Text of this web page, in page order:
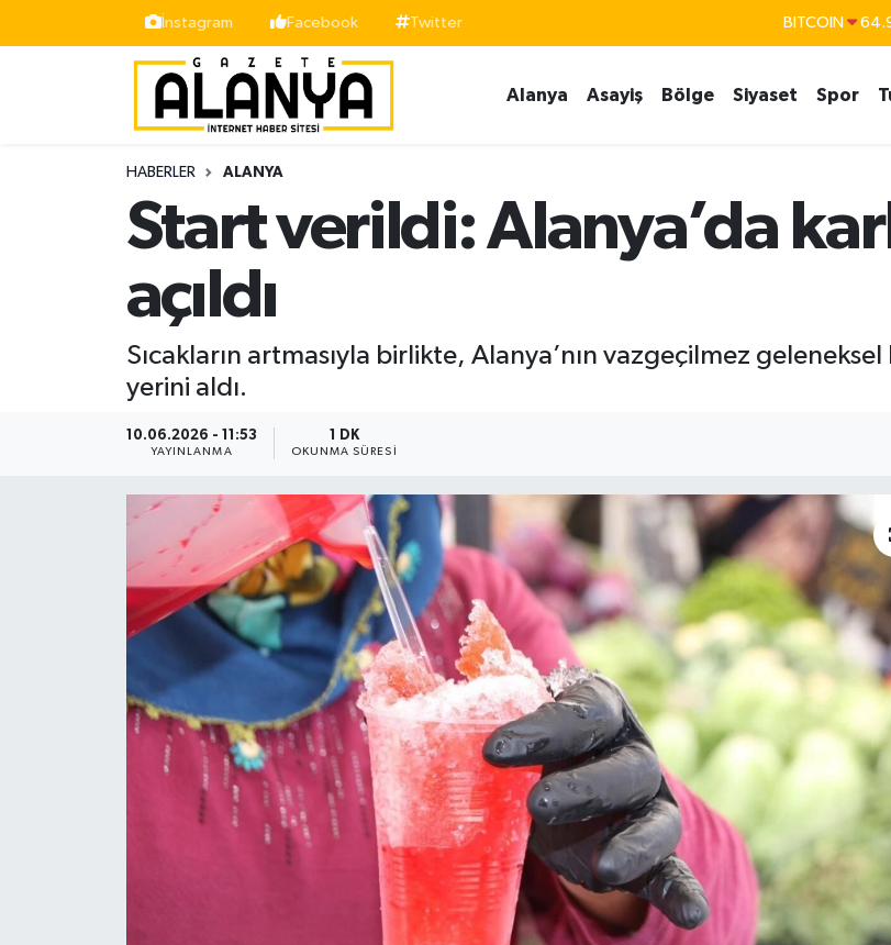
İnstagram Facebook Twitter
BİST100
Alanya Asayiş Bölge Siyaset Spor
HABERLER ALANYA
Start verildi: Alanya’da
açıldı
Sıcakların artmasıyla birlikte, Alanya’nın vazgeçilmez
yerini aldı.
10.06.2026 - 11:53
YAYINLANMA
1 DK
OKUNMA SÜRESI
İstanbul Nöbetçi Eczaneler
İstanbul Hava Durumu
Süper Lig Puan Durumu ve Fikstür
Tüm Manşetler
Son Dakika Haberleri